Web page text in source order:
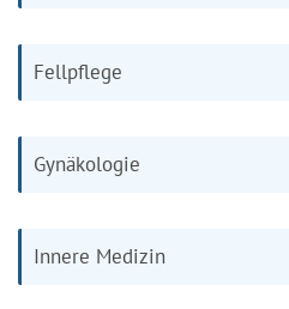
Fellpflege
Gynäkologie
Innere Medizin